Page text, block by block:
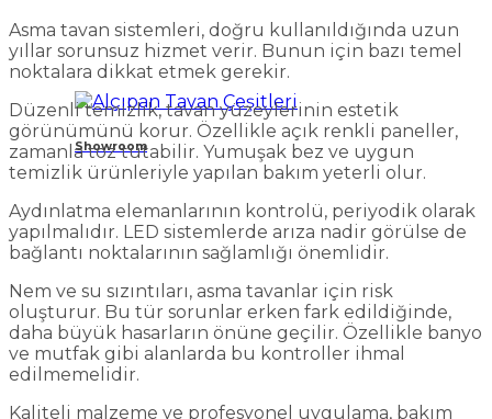
Showroom
Asma tavan sistemleri, doğru kullanıldığında uzun
yıllar sorunsuz hizmet verir. Bunun için bazı temel
noktalara dikkat etmek gerekir.
Düzenli temizlik, tavan yüzeylerinin estetik
görünümünü korur. Özellikle açık renkli paneller,
zamanla toz tutabilir. Yumuşak bez ve uygun
temizlik ürünleriyle yapılan bakım yeterli olur.
Aydınlatma elemanlarının kontrolü, periyodik olarak
yapılmalıdır. LED sistemlerde arıza nadir görülse de
bağlantı noktalarının sağlamlığı önemlidir.
Nem ve su sızıntıları, asma tavanlar için risk
oluşturur. Bu tür sorunlar erken fark edildiğinde,
daha büyük hasarların önüne geçilir. Özellikle banyo
ve mutfak gibi alanlarda bu kontroller ihmal
edilmemelidir.
Kaliteli malzeme ve profesyonel uygulama, bakım